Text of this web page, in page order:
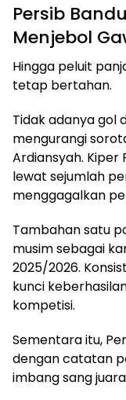
Persib
Menjebol
Hingga peluit
tetap bertahan.
Tidak adanya gol
mengurangi
Ardiansyah.
lewat sejumlah
menggagalkan
Tambahan satu
musim sebagai
2025/2026.
kunci
kompetisi.
Sementara itu,
dengan catatan
imbang sang